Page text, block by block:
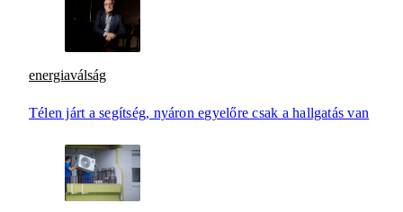
energiaválság
Télen járt a segítség, nyáron egyelőre csak a hallgatás van